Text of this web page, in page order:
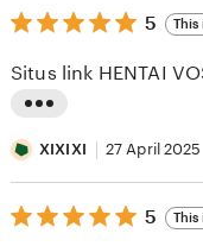
t
n
r
e
v
5
out
5
stars
5 This
i
s
t
Situs link HENTAI
XIXIXI 27 April 2025
5
out
5 This